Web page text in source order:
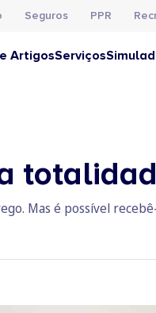
Seguros PPR
ArtigosServiços
Mas é possível